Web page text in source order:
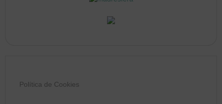
Política de Cookies